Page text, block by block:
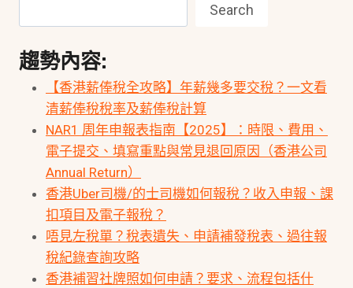
Search
趨勢內容:
【香港薪俸稅全攻略】年薪幾多要交稅？一文看
清薪俸稅稅率及薪俸稅計算
NAR1 周年申報表指南【2025】：時限、費用、
電子提交、填寫重點與常見退回原因（香港公司
Annual Return）
香港Uber司機/的士司機如何報稅？收入申報、課
扣項目及電子報稅？
唔見左稅單？稅表遺失、申請補發稅表、過往報
稅紀錄查詢攻略
香港補習社牌照如何申請？要求、流程包括什